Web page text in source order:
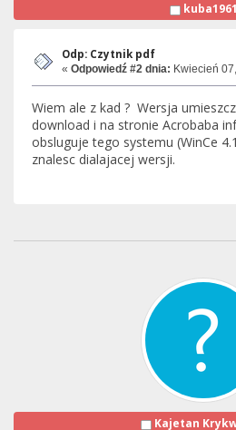
kuba1961
Odp: Czytnik pdf
« Odpowiedź #2 dnia: Kwiecień
Wiem ale z kad ? Wersja
download i na stronie Acrobaba
obsluguje tego systemu (WinCe
znalesc dialajacej wersji.
Kajetan